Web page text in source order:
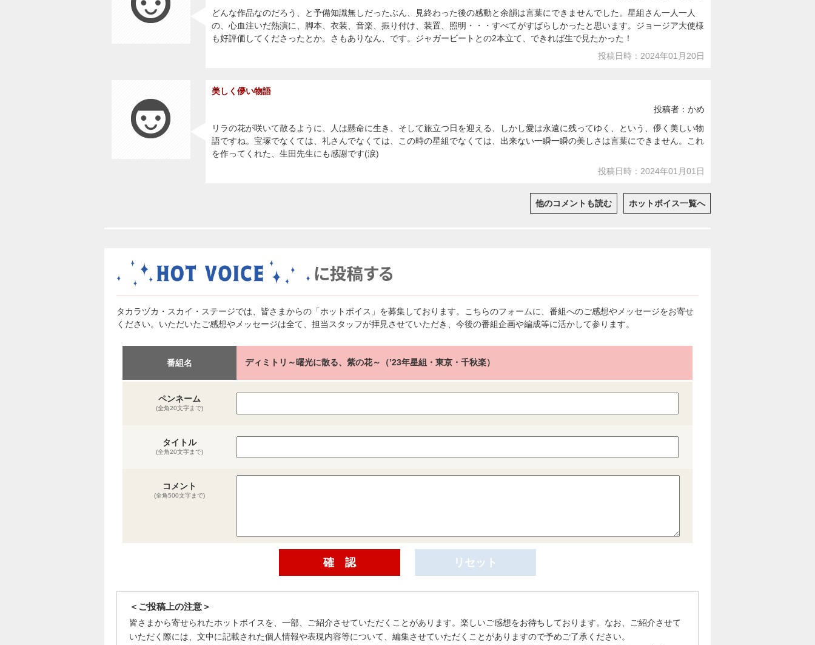
どんな作品なのだろう、と予備知識無しだったぶん、見終わった後の感動と余韻は言葉にできませんでした。星組さん一人一人
の、心血注いだ熱演に、脚本、衣装、音楽、振り付け、装置、照明・・・すべてがすばらしかったと思います。ジョージア大使様
も好評価してくださったとか。さもありなん、です。ジャガービートとの2本立て、できれば生で見たかった！
投稿日時：2024年01月20日
美しく儚い物語
投稿者：かめ
リラの花が咲いて散るように、人は懸命に生き、そして旅立つ日を迎える、しかし愛は永遠に残ってゆく、という、儚く美しい物
語ですね。宝塚でなくては、礼さんでなくては、この時の星組でなくては、出来ない一瞬一瞬の美しさは言葉にできません。これ
を作ってくれた、生田先生にも感謝です(涙)
投稿日時：2024年01月01日
他のコメントも読む ホットボイス一覧へ
タカラヅカ・スカイ・ステージでは、皆さまからの「ホットボイス」を募集しております。こちらのフォームに、番組へのご感想やメッセージをお寄せ
ください。いただいたご感想やメッセージは全て、担当スタッフが拝見させていただき、今後の番組企画や編成等に活かして参ります。
番組名 ディミトリ～曙光に散る、紫の花～（’23年星組・東京・千秋楽）
ペンネーム
(全角20文字まで)
タイトル
(全角20文字まで)
コメント
(全角500文字まで)
＜ご投稿上の注意＞
皆さまから寄せられたホットボイスを、一部、ご紹介させていただくことがあります。楽しいご感想をお待ちしております。なお、ご紹介させて
いただく際には、文中に記載された個人情報や表現内容等について、編集させていただくことがありますので予めご了承ください。